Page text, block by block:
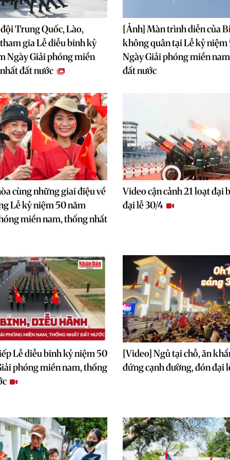
Trung Quốc, Lào,
gia Lễ diễu binh kỷ
Ngày Giải phóng miền
đất nước
[Ảnh] Màn trình diễn của
không quân tại Lễ kỷ niệm
Ngày Giải phóng miền
đất nước
cùng những giai điệu về
Lễ kỷ niệm 50 năm
miền nam, thống nhất
Video cận cảnh 21 loạt đại
đại lễ 30/4
Lễ diễu binh kỷ niệm 50
phóng miền nam, thống
[Video] Ngủ tại chỗ, ăn
đứng cạnh đường, đón đại